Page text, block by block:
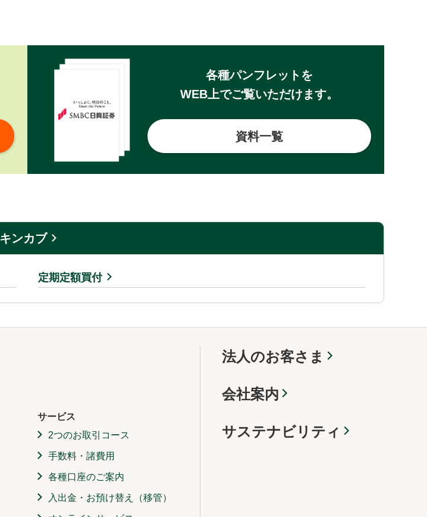
各種パンフレットを
WEB上でご覧いただけます。
資料一覧
キンカブ
定期定額買付
サービス
2つのお取引コース
手数料・諸費用
各種口座のご案内
入出金・お預け替え（移管）
法人のお客さま
会社案内
サステナビリティ